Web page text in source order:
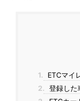
1.
ETCマイ
2. 登録した